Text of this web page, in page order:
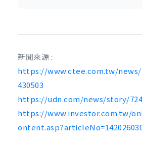
新聞來源 :
https://www.ctee.com.tw/news/
430503
https://udn.com/news/story/
https://www.investor.com.tw/